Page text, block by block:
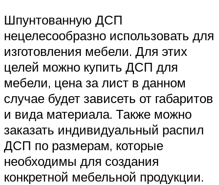
Шпунтованную ДСП
нецелесообразно использовать для
изготовления мебели. Для этих
целей можно купить ДСП для
мебели, цена за лист в данном
случае будет зависеть от габаритов
и вида материала. Также можно
заказать индивидуальный распил
ДСП по размерам, которые
необходимы для создания
конкретной мебельной продукции.